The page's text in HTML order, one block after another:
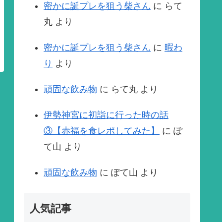
密かに誕プレを狙う柴さん に らて
丸 より
密かに誕プレを狙う柴さん に 暇わ
り より
頑固な飲み物 に らて丸 より
伊勢神宮に初詣に行った時の話
③【赤福を食レポしてみた】
に ぽ
て山 より
頑固な飲み物 に ぽて山 より
人気記事